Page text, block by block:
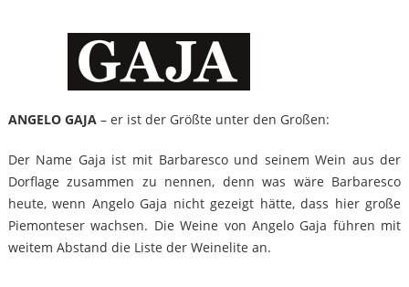
ANGELO GAJA– er ist der Größte unter den Großen:
Der Name Gaja ist mit Barbaresco und seinem Wein aus der
Dorflage zusammen zu nennen, denn was wäre Barbaresco
heute, wenn Angelo Gaja nicht gezeigt hätte, dass hier große
Piemonteser wachsen. Die Weine von Angelo Gaja führen mit
weitem Abstand die Liste der Weinelite an.